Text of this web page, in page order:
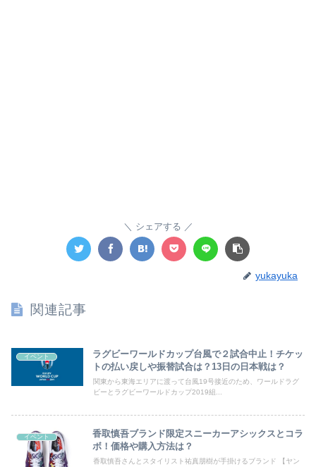
シェアする
yukayuka
関連記事
イベント
ラグビーワールドカップ台風で２試合中止！チケッ
トの払い戻しや振替試合は？13日の日本戦は？
関東から東海エリアに渡って台風19号接近のため、ワールドラグ
ビーとラグビーワールドカップ2019組...
イベント
香取慎吾ブランド限定スニーカーアシックスとコラ
ボ！価格や購入方法は？
香取慎吾さんとスタイリスト祐真朋樹が手掛けるブランド 【ヤン